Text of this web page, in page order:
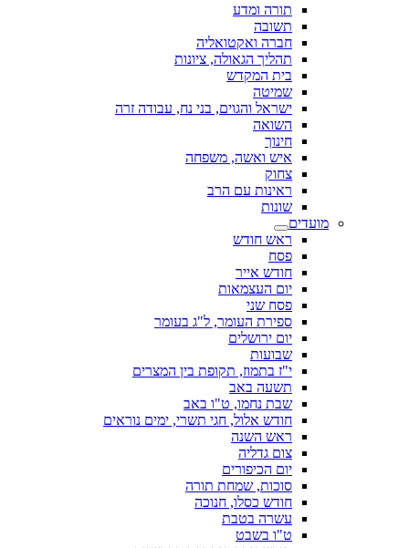
תורה ומדע
תשובה
חברה ואקטואליה
תהליך הגאולה, ציונות
בית המקדש
שמיטה
ישראל והגוים, בני נח, עבודה זרה
השואה
חינוך
איש ואשה, משפחה
צחוק
ראינות עם הרב
שונות
מועדים
ראש חודש
פסח
חודש אייר
יום העצמאות
פסח שני
ספירת העומר, ל"ג בעומר
יום ירושלים
שבועות
י"ז בתמוז, תקופת בין המצרים
תשעה באב
שבת נחמו, ט"ו באב
חודש אלול, חגי תשרי, ימים נוראים
ראש השנה
צום גדליה
יום הכיפורים
סוכות, שמחת תורה
חודש כסלו, חנוכה
עשרה בטבת
ט"ו בשבט